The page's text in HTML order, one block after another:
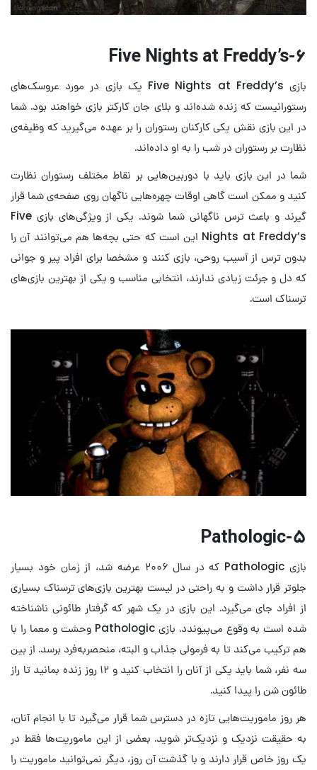
۶- Five Nights at Freddy’s
بازی Five Nights at Freddy’s یک بازی در مورد عروسک‌های
رستورانیست که زنده شده‌اند و بلای جان کارکتر بازی خواهند بود. شما
در این بازی نقش یکی کارکنان رستوران را بر عهده می‌گیرید که وظیفه‌ی
نظارت بر رستوران در شب را به او داده‌اند.
شما در این بازی باید با دوربین‌هایی بر نقاط مختلف رستوران نظارت
کنید و ممکن است گاهی اوقات چهره‌هایی ناگهان روی صفحه‌ی شما قرار
گیرند و باعث ترس ناگهانی شما شوند. یکی از ویژگی‌های بازی Five
Nights at Freddy’s این است که حتی بچه‌ها هم می‌توانند آن را
بدون ترس از آسیب روحی، بازی کنند و مشخصا برای افراد پیر و جوانی
که دل و جرئت زیادی ندارند، انتخابی مناسب و یکی از بهترین بازی‌های
ترسناک است.
۵- Pathologic
بازی Pathologic که در سال ۲۰۰۶ عرضه شد، از زمان خود بسیار
جلوتر قرار داشت و به راحتی در لیست بهترین بازی‌های ترسناک بسیاری
از افراد جای می‌گیرد. این بازی در یک شهر که گرفتار طائونی ناشناخته
شده است به وقوع می‌پیوندد. بازی Pathologic وحشت و معما را با
هم ترکیب می‌کند تا به فرمولی جذاب و البته، منحصر‌به‌فرد برسد. از بین
سه نفر، شما باید یکی از آنان را انتخاب کنید و ۱۲ روز زنده بمانید تا راز
طائون شن را پیدا کنید.
هر روز ماموریت‌هایی تازه در دسترس شما قرار می‌گیرد تا با انجام آنان،
به حقیقت نزدیک و نزدیک‌تر شوید. بعضی از این ماموریت‌ها فقط در
یک روز خاص قرار دارند و با گذشت آن روز، دیگر نمی‌توانید ماموریت را